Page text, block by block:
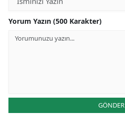
Yorum Yazın (500 Karakter)
GÖNDER